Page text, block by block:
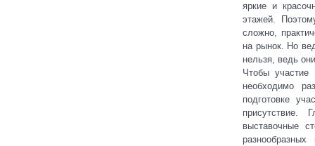
яркие и
этажей.
сложно,
на рынок. Но
нельзя, ведь
Чтобы
необходимо
подготовке
присутствие.
выставочные